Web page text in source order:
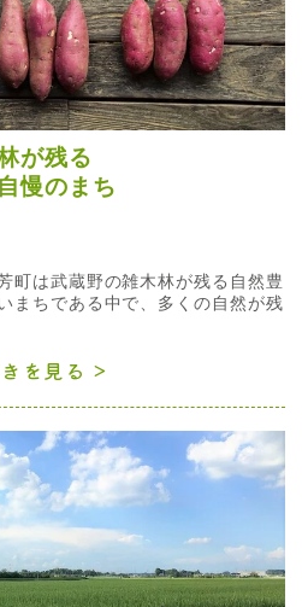
が残る
慢のまち
町は武蔵野の雑木林が残る自然豊
まちである中で、多くの自然が残
を見る